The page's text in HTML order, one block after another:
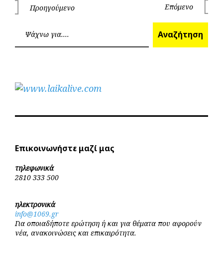
Πλοήγηση
άρθρων
Προηγούμενο Επόμενο
Αναζήτηση
Επικοινωνήστε μαζί μας
τηλεφωνικά
2810 333 500
ηλεκτρονικά
info@1069.gr
Για οποιαδήποτε ερώτηση ή και για θέματα που αφορούν
νέα, ανακοινώσεις και επικαιρότητα.